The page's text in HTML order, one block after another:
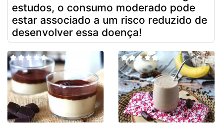
estudos, o consumo moderado pode
estar associado a um risco reduzido de
desenvolver essa doença!